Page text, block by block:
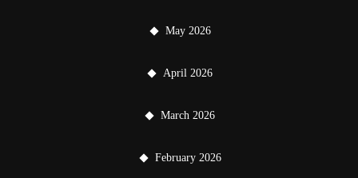
May 2026
April 2026
March 2026
February 2026